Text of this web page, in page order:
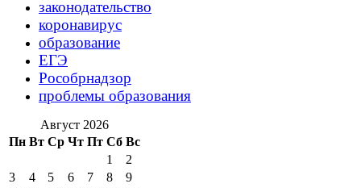
законодательство
коронавирус
образование
ЕГЭ
Рособрнадзор
проблемы образования
Август 2026
Пн Вт Ср Чт Пт Сб Вс
1
2
3
4 5 6 7 8
9